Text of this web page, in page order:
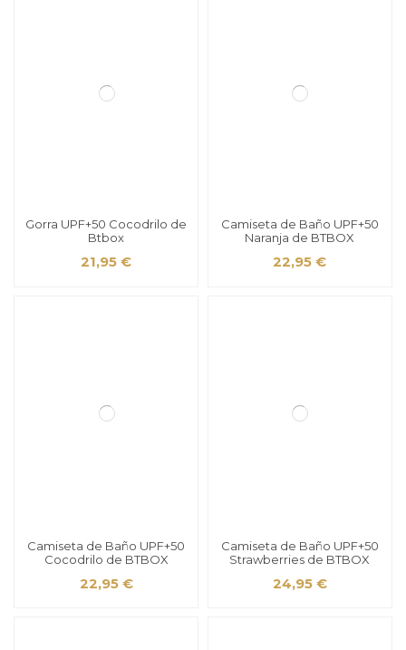
Gorra UPF+50 Cocodrilo de
Btbox
21,95 €
Camiseta de Baño UPF+50
Naranja de BTBOX
22,95 €
Camiseta de Baño UPF+50
Cocodrilo de BTBOX
22,95 €
Camiseta de Baño UPF+50
Strawberries de BTBOX
24,95 €